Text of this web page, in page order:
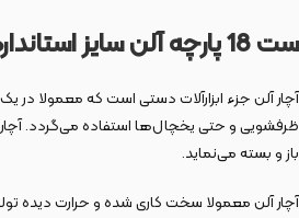
ست 18 پارچه آلن سایز استاندارد کروم وانادیوم مدل KSK-218
آچار آلن جزء ابزارآلات دستی است که معمولا در
ظرفشویی و حتی یخچال‌ها استفاده می‌گردد. آچار
باز و بسته می‌نماید.
آچار آلن معمولا سخت کاری شده و حرارت دیده